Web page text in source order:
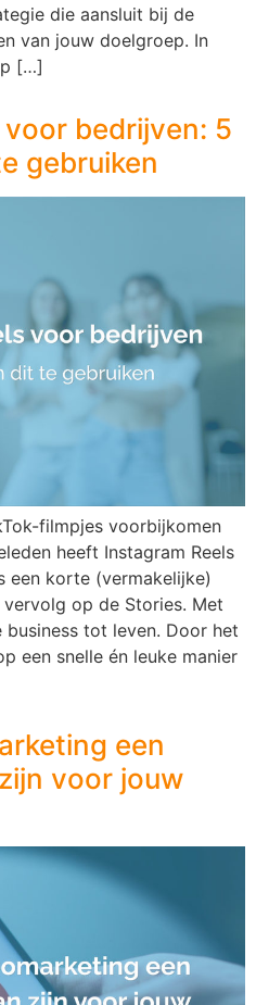
die aansluit bij de
van jouw doelgroep. In
[…]
bedrijven: 5
gebruiken
filmpjes voorbijkomen
heeft Instagram Reels
een korte (vermakelijke)
op de Stories. Met
business tot leven. Door het
een snelle én leuke manier
een
voor jouw